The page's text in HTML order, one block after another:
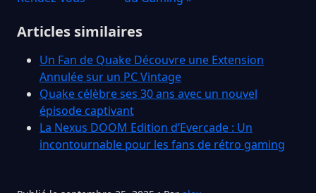
Articles similaires
Un Fan de Quake Découvre une Extension
Annulée sur un PC Vintage
Quake célèbre ses 30 ans avec un nouvel
épisode captivant
La Nexus DOOM Edition d’Evercade : Un
incontournable pour les fans de rétro gaming